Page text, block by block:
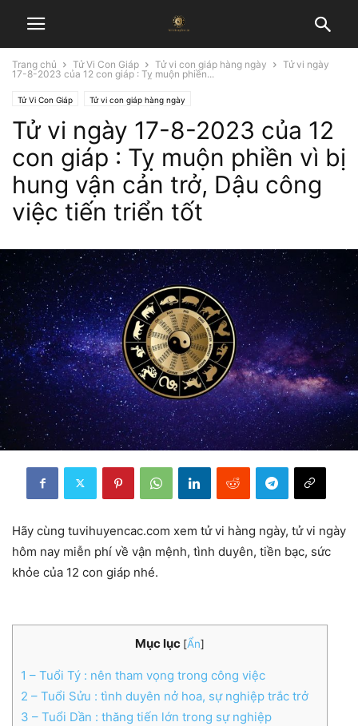
Trang chủ Tử Vi Con Giáp Tử vi con giáp hàng ngày
Tử vi ngày
17-8-2023 của 12 con giáp : Tỵ muộn phiền...
Tử Vi Con Giáp Tử vi con giáp hàng ngày
Tử vi ngày 17-8-2023 của 12
con giáp : Tỵ muộn phiền vì bị
hung vận cản trở, Dậu công
việc tiến triển tốt
Hãy cùng tuvihuyencac.com xem tử vi hàng ngày, tử vi ngày
hôm nay miễn phí về vận mệnh, tình duyên, tiền bạc, sức
khỏe của 12 con giáp nhé.
Mục lục [Ẩn]
1 – Tuổi Tý : nên tham vọng trong công việc
2 – Tuổi Sửu : tình duyên nở hoa, sự nghiệp trắc trở
3 – Tuổi Dần : thăng tiến lớn trong sự nghiệp